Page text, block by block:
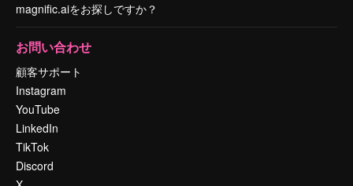
magnific.aiをお探しですか？
お問い合わせ
顧客サポート
Instagram
YouTube
LinkedIn
TikTok
Discord